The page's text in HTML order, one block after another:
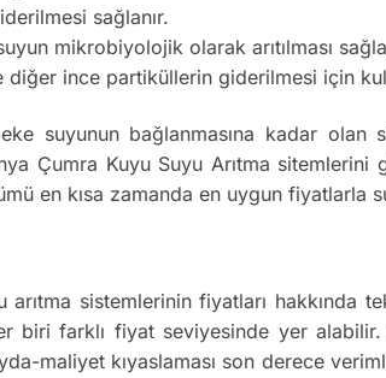
sağlanır.
mikrobiyolojik olarak arıtılması
diğer ince partiküllerin giderilmesi için
suyunun bağlanmasına kadar olan
Çumra Kuyu Suyu Arıtma
en kısa zamanda en uygun fiyatlarla
sistemlerinin fiyatları
biri farklı fiyat seviyesinde yer
maliyet kıyaslaması son derece